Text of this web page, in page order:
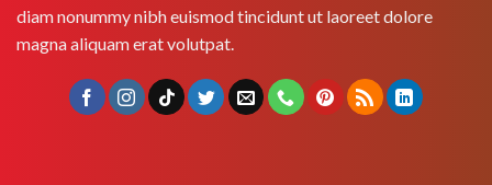
diam nonummy nibh euismod tincidunt ut laoreet dolore
magna aliquam erat volutpat.